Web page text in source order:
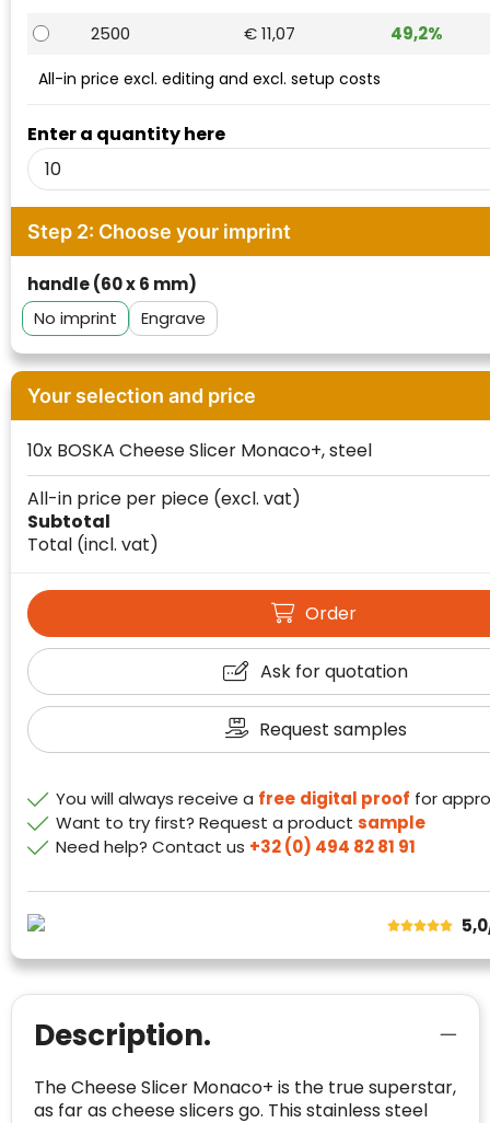
2500
€ 11,07 49,2%
Enter a quantity here
All-in price excl. editing and excl. setup costs
Step 2: Choose your imprint
handle (60 x 6 mm)
No imprint
Engrave
Your selection and price
10x BOSKA Cheese Slicer Monaco+, steel
Subtotal
Total (incl. vat)
All-in price per piece (excl. vat)
Order
Ask for quotation
Request samples
You will always receive a free digital proof for
Want to try first? Request a product sample
Need help? Contact us +32 (0) 494 82 81 91
Description.
The Cheese Slicer Monaco+ is the true superstar,
as far as cheese slicers go. This stainless steel
Klantenbeoordelingen laten zien hoe een
website in het algemeen aan de behoeften
van klanten voldoet.
Trustindex werkt samen met 137
beoordelingsplatforms om
echte, geverifieerde beoordelingen op één
plaats.
Alleen beoordelingen die voldoen aan de
bewezen is dat ze spamvrij zijn worden door
klanttevredenheid op basis van
beoordelingen. Minder dan 1% van de
ondervraagde klanten meldde een
onafhankelijk geverifieerd.
Telefoonnummer
mia@linkkado.be Geverifieerd
Trustindex controleert websites voortdurend
op veiligheidsproblemen.
Safe Browsing:geen probleem
gedetecteerd